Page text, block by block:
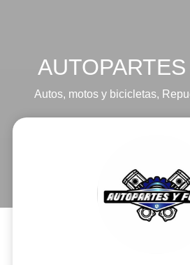
Autos, motos y bicicletas,